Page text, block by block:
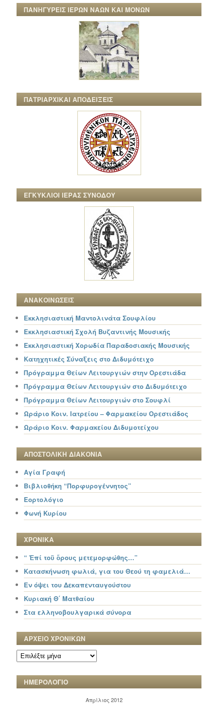
ΠΑΝΗΓΥΡΕΙΣ ΙΕΡΩΝ ΝΑΩΝ ΚΑΙ ΜΟΝΩΝ
ΠΑΤΡΙΑΡΧΙΚΑΙ ΑΠΟΔΕΙΞΕΙΣ
ΕΓΚΥΚΛΙΟΙ ΙΕΡΑΣ ΣΥΝΟΔΟΥ
ΑΝΑΚΟΙΝΩΣΕΙΣ
Εκκλησιαστική Μαντολινάτα Σουφλίου
Εκκλησιαστική Σχολή Βυζαντινής Μουσικής
Εκκλησιαστική Χορωδία Παραδοσιακής Μουσικής
Κατηχητικές Σύναξεις στο Διδυμότειχο
Πρόγραμμα Θείων Λειτουργιών στην Ορεστιάδα
Πρόγραμμα Θείων Λειτουργιών στο Διδυμότειχο
Πρόγραμμα Θείων Λειτουργιών στο Σουφλί
Ωράριο Κοιν. Ιατρείου – Φαρμακείου Ορεστιάδος
Ωράριο Κοιν. Φαρμακείου Διδυμοτείχου
ΑΠΟΣΤΟΛΙΚΗ ΔΙΑΚΟΝΙΑ
Αγία Γραφή
Βιβλιοθήκη “Πορφυρογέννητος”
Εορτολόγιο
Φωνή Κυρίου
ΧΡΟΝΙΚΑ
“ Ἐπί τοῦ ὄρους μετεμορφώθης…”
Κατασκήνωση φωλιά, για του Θεού τη φαμελιά…
Εν όψει του Δεκαπενταυγούστου
Κυριακή Θ΄ Ματθαίου
Στα ελληνοβουλγαρικά σύνορα
ΑΡΧΕΙΟ ΧΡΟΝΙΚΩΝ
ΑΡΧΕΙΟ
ΧΡΟΝΙΚΩΝ
ΗΜΕΡΟΛΟΓΙΟ
Απρίλιος 2012